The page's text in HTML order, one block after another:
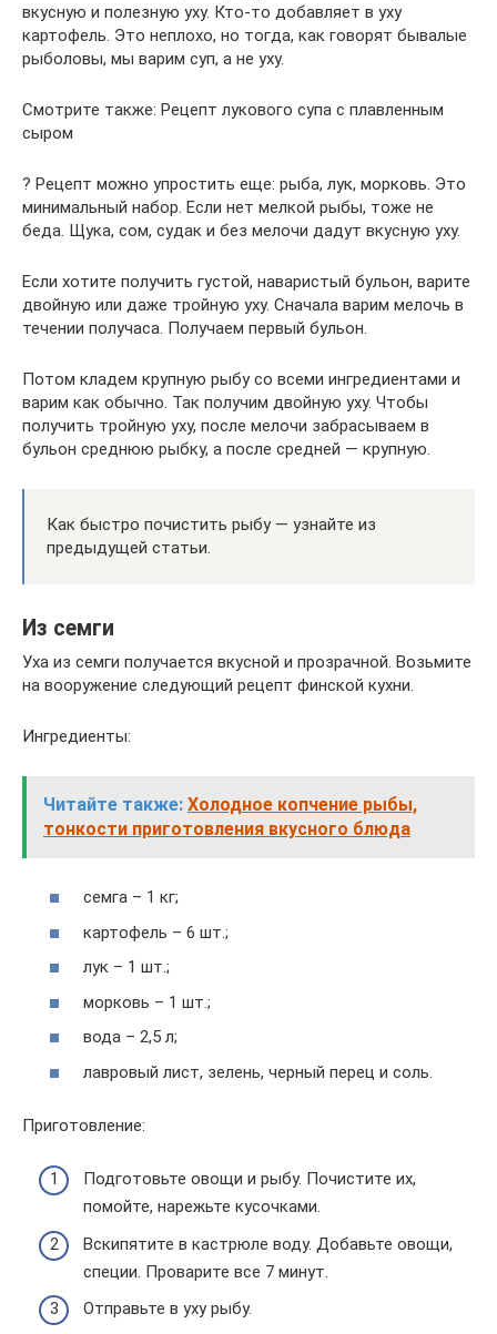
вкусную и полезную уху. Кто-то добавляет в уху
картофель. Это неплохо, но тогда, как говорят бывалые
рыболовы, мы варим суп, а не уху.
Смотрите также: Рецепт лукового супа с плавленным
сыром
? Рецепт можно упростить еще: рыба, лук, морковь. Это
минимальный набор. Если нет мелкой рыбы, тоже не
беда. Щука, сом, судак и без мелочи дадут вкусную уху.
Если хотите получить густой, наваристый бульон, варите
двойную или даже тройную уху. Сначала варим мелочь в
течении получаса. Получаем первый бульон.
Потом кладем крупную рыбу со всеми ингредиентами и
варим как обычно. Так получим двойную уху. Чтобы
получить тройную уху, после мелочи забрасываем в
бульон среднюю рыбку, а после средней — крупную.
Как быстро почистить рыбу — узнайте из
предыдущей статьи.
Из семги
Уха из семги получается вкусной и прозрачной. Возьмите
на вооружение следующий рецепт финской кухни.
Ингредиенты:
Читайте также: Холодное копчение рыбы,
тонкости приготовления вкусного блюда
семга – 1 кг;
картофель – 6 шт.;
лук – 1 шт.;
морковь – 1 шт.;
вода – 2,5 л;
лавровый лист, зелень, черный перец и соль.
Приготовление:
Подготовьте овощи и рыбу. Почистите их,
помойте, нарежьте кусочками.
Вскипятите в кастрюле воду. Добавьте овощи,
специи. Проварите все 7 минут.
Отправьте в уху рыбу.